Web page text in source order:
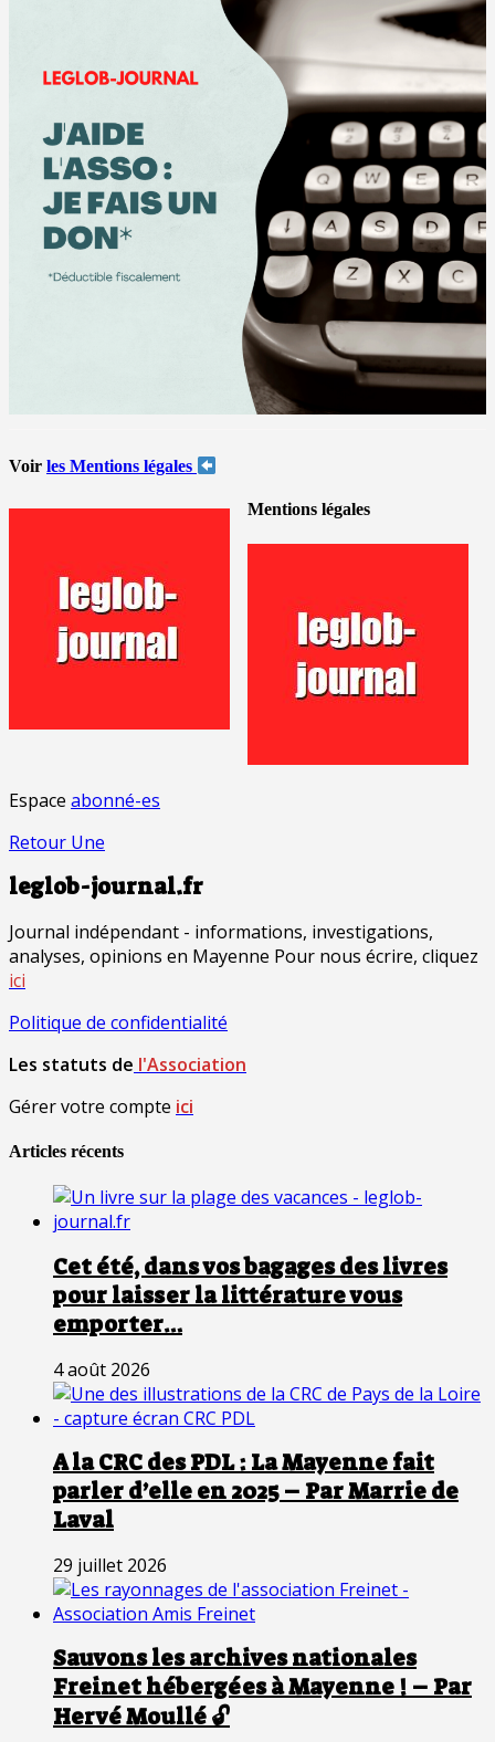
Voir les Mentions légales
Mentions légales
Espace abonné-es
Retour Une
leglob-journal.fr
Journal indépendant - informations, investigations,
analyses, opinions en Mayenne Pour nous écrire, cliquez
ici
Politique de confidentialité
Les statuts de l'Association
Gérer votre compte ici
Articles récents
Cet été, dans vos bagages des livres
pour laisser la littérature vous
emporter…
4 août 2026
A la CRC des PDL : La Mayenne fait
parler d’elle en 2025 – Par Marrie de
Laval
29 juillet 2026
Sauvons les archives nationales
Freinet hébergées à Mayenne ! – Par
Hervé Moullé 🔓